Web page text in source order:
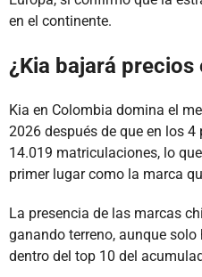
en el continente.
¿Kia bajará precios
Kia en Colombia domina el
2026 después de que en los
14.019 matriculaciones, lo
primer lugar como la marca
La presencia de las marcas
ganando terreno, aunque
dentro del top 10 del